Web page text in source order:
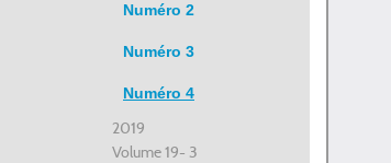
Numéro 2
Numéro 3
Numéro 4
2019
Volume 19- 3